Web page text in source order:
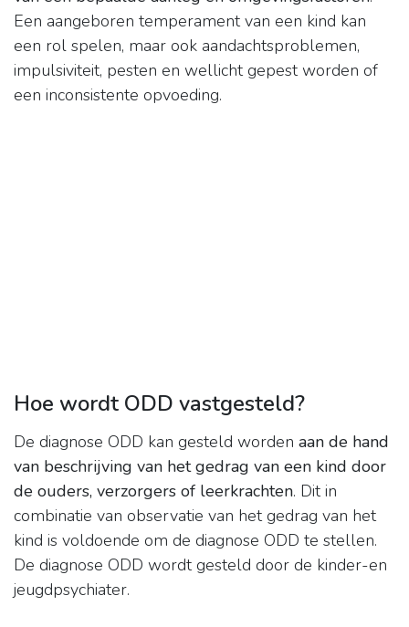
Een aangeboren temperament van een kind kan
een rol spelen, maar ook aandachtsproblemen,
impulsiviteit, pesten en wellicht gepest worden of
een inconsistente opvoeding.
Hoe wordt ODD vastgesteld?
De diagnose ODD kan gesteld worden aan de hand
van beschrijving van het gedrag van een kind door
de ouders, verzorgers of leerkrachten. Dit in
combinatie van observatie van het gedrag van het
kind is voldoende om de diagnose ODD te stellen.
De diagnose ODD wordt gesteld door de kinder-en
jeugdpsychiater.